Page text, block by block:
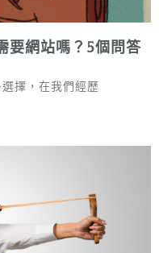
要網站嗎？5個問答
擇，在我們經歷